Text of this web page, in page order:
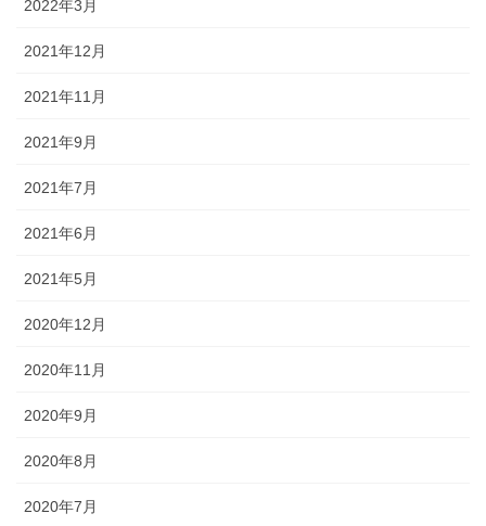
2022年3月
2021年12月
2021年11月
2021年9月
2021年7月
2021年6月
2021年5月
2020年12月
2020年11月
2020年9月
2020年8月
2020年7月